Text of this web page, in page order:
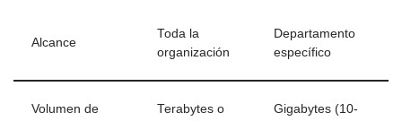
Alcance
Toda la
organización
Departamento
específico
Volumen de
Terabytes o
Gigabytes (10-